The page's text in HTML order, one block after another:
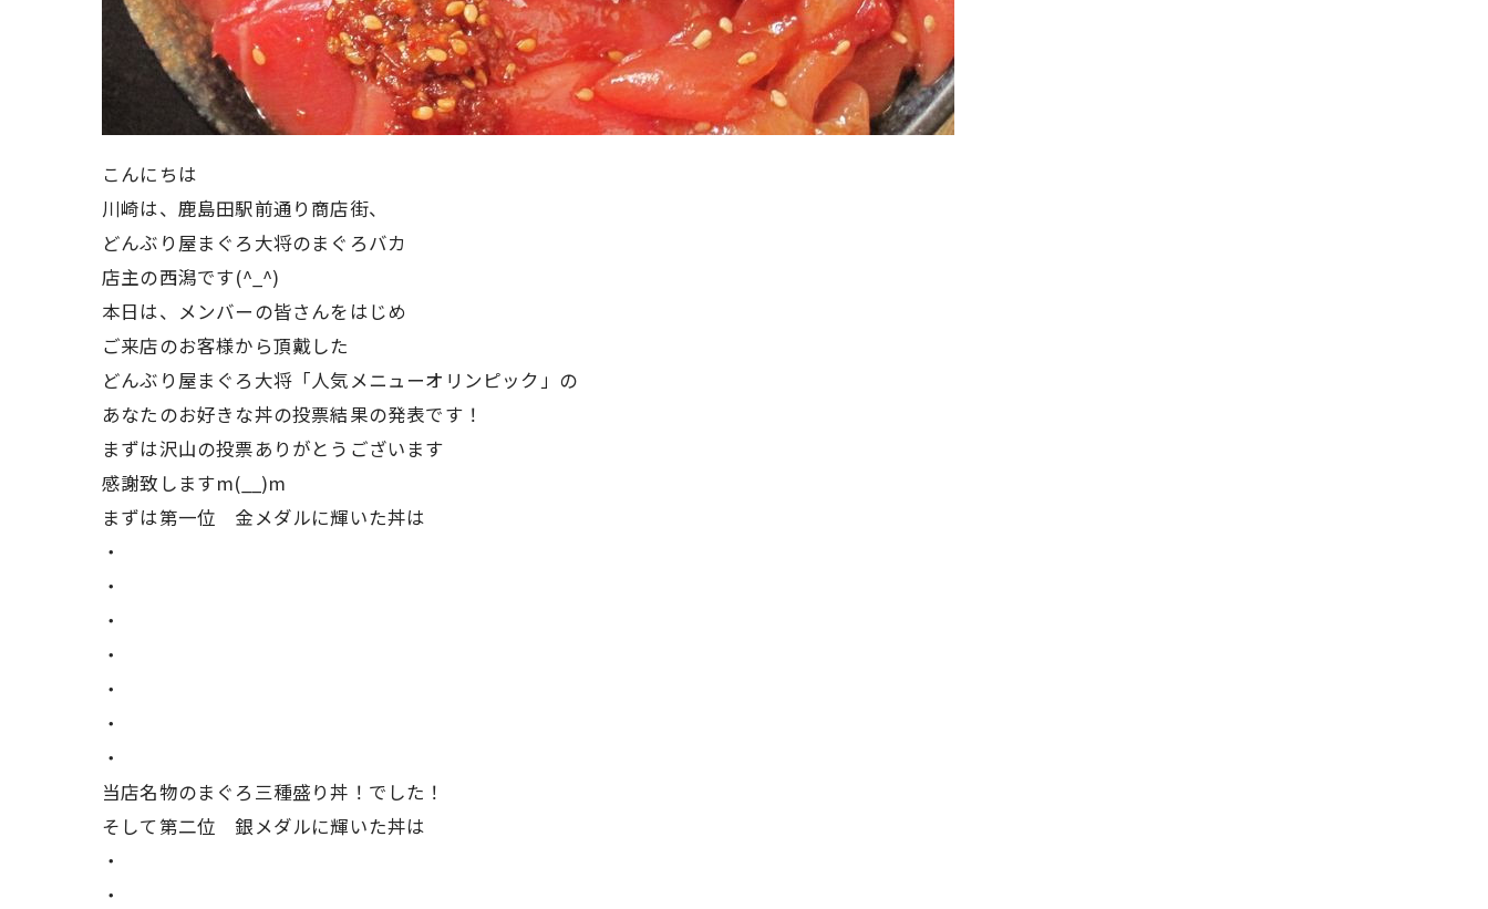
こんにちは
川崎は、鹿島田駅前通り商店街、
どんぶり屋まぐろ大将のまぐろバカ
店主の西潟です(^_^)
本日は、メンバーの皆さんをはじめ
ご来店のお客様から頂戴した
どんぶり屋まぐろ大将「人気メニューオリンピック」の
あなたのお好きな丼の投票結果の発表です！
まずは沢山の投票ありがとうございます
感謝致しますm(__)m
まずは第一位 金メダルに輝いた丼は
・
・
・
・
・
・
・
当店名物のまぐろ三種盛り丼！でした！
そして第二位 銀メダルに輝いた丼は
・
・